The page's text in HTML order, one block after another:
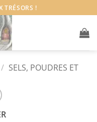
TRÉSORS !
/ SELS, POUDRES ET